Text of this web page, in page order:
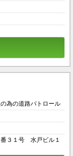
為の道路パトロール
番３１号 水戸ビル１